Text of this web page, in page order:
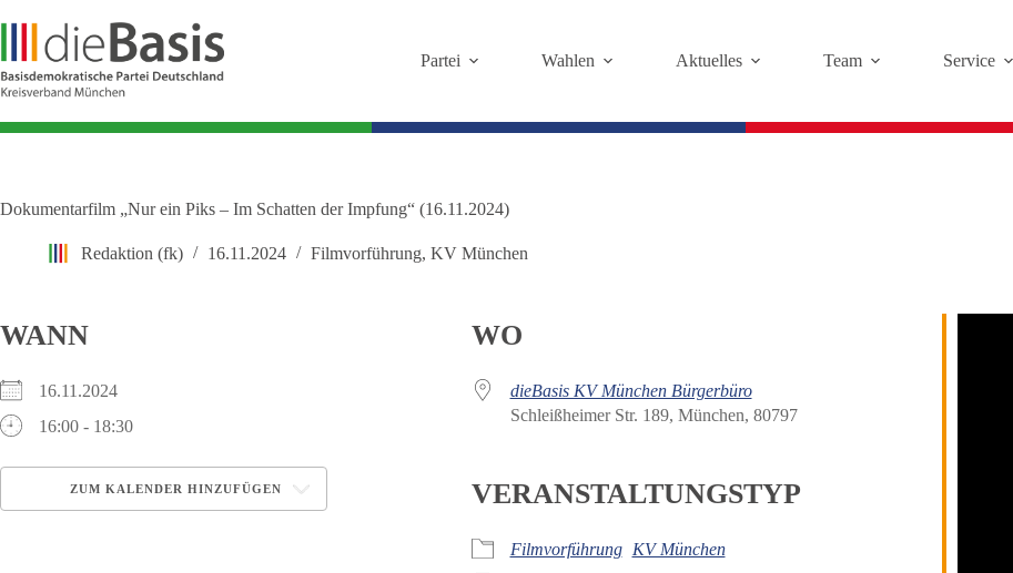
Inhalt
springen
Partei Wahlen Aktuelles Team Service
Dokumentarfilm „Nur ein Piks – Im Schatten der Impfung“ (16.11.2024)
Redaktion (fk) 16.11.2024 Filmvorführung, KV München
WANN
16.11.2024
16:00 - 18:30
ZUM KALENDER HINZUFÜGEN
WO
dieBasis KV München Bürgerbüro
Schleißheimer Str. 189, München, 80797
VERANSTALTUNGSTYP
Filmvorführung
KV München